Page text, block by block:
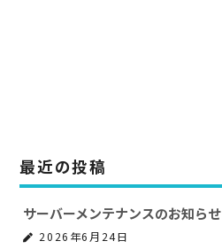
最近の投稿
サーバーメンテナンスのお知らせ
2026年6月24日